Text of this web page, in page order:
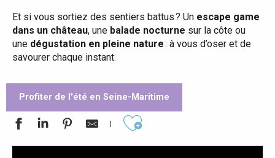
Et si vous sortiez des sentiers battus ? Un escape game
dans un château, une balade nocturne sur la côte ou
une dégustation en pleine nature: à vous d’oser et de
savourer chaque instant.
Profiter de l'été en Seine-Maritime
Ajouter aux favoris